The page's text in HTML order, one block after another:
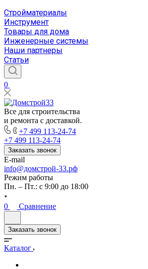
Стройматериалы
Инструмент
Товары для дома
Инженерные системы
Наши партнеры
Статьи
0
Все для строительства
и ремонта с доставкой.
+7 499 113-24-74
+7 499 113-24-74
Заказать звонок
E-mail
info@домстрой-33.рф
Режим работы
Пн. – Пт.: с 9:00 до 18:00
0 Сравнение
Заказать звонок
Каталог